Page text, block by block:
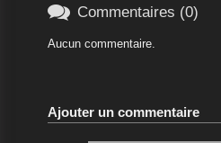
 Commentaires (0)
Aucun commentaire.
Ajouter un commentaire